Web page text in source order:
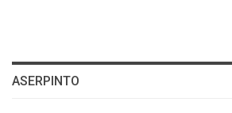
ASERPINTO